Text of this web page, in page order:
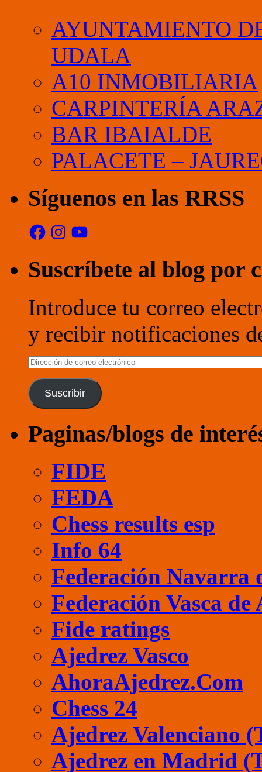
AYUNTAMIENTO
UDALA
A10 INMOBILIARIA
CARPINTERÍA
BAR IBAIALDE
PALACETE –
Síguenos en las RRSS
FacebookInstagramYouTube
Suscríbete al blog por
Introduce tu correo
y recibir notificaciones
Dirección
de
correo
electrónico
Suscribir
Paginas/blogs de
FIDE
FEDA
Chess results esp
Info 64
Federación Navarra
Federación Vasca de
Fide ratings
Ajedrez Vasco
AhoraAjedrez.Com
Chess 24
Ajedrez Valenciano
Ajedrez en Madrid